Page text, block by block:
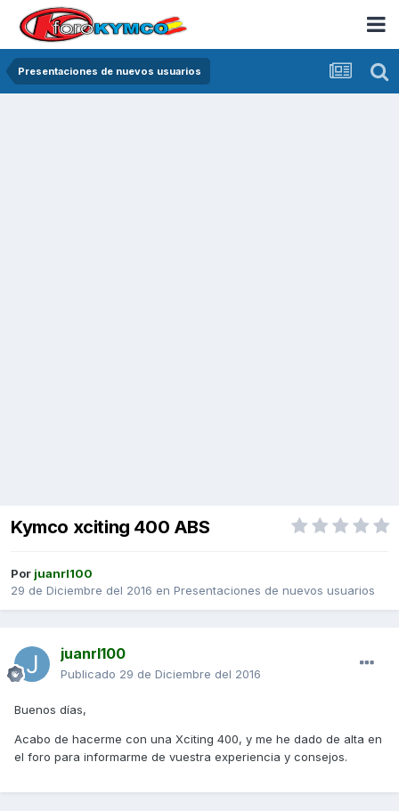
Presentaciones de nuevos usuarios
Kymco xciting 400 ABS
Por juanrl100
29 de Diciembre del 2016 en Presentaciones de nuevos usuarios
juanrl100
Publicado 29 de Diciembre del 2016
Buenos días,
Acabo de hacerme con una Xciting 400, y me he dado de alta en
el foro para informarme de vuestra experiencia y consejos.